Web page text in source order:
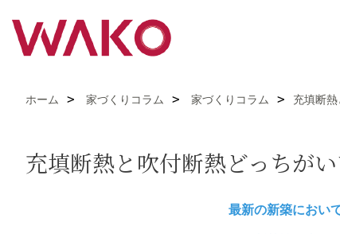
ホーム 家づくりコラム 家づくりコラム 充填断
充填断熱と吹付断熱どっちが
最新の新築におい